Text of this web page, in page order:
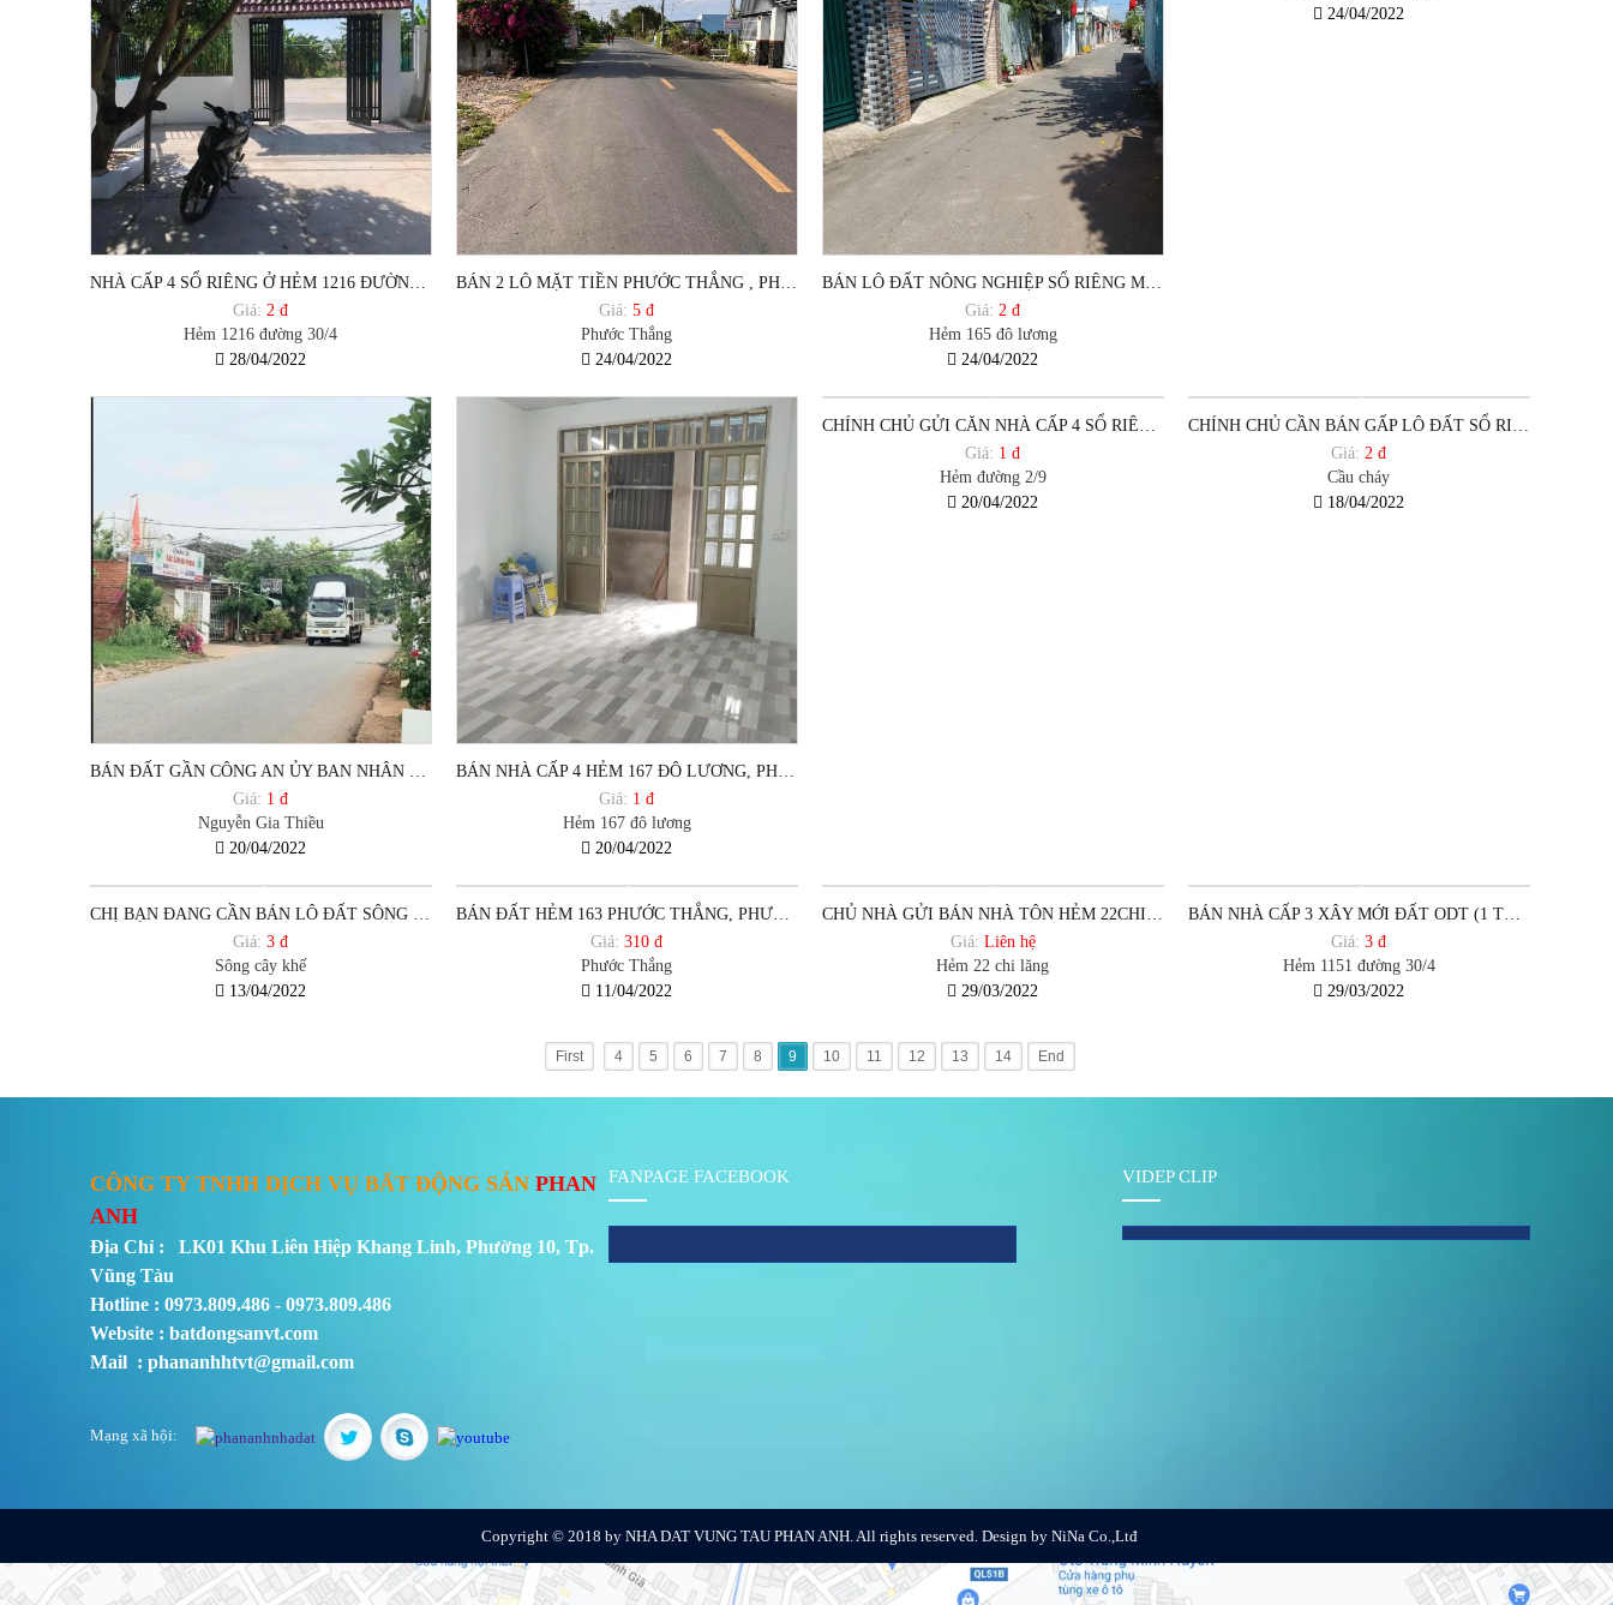
NHÀ CẤP 4 SỔ RIÊNG Ở HẺM 1216 ĐƯỜNG 30/4, GẦN TRƯỜNG CẤP 3 NGUYỄN KHUYẾN , PHƯỜNG 12, TP VŨNG TÀU.
Giá: 2 đ
Hẻm 1216 đường 30/4
28/04/2022
BÁN 2 LÔ MẶT TIỀN PHƯỚC THẮNG , PHƯỜNG 12, TP VŨNG TÀU.
Giá: 5 đ
Phước Thắng
24/04/2022
BÁN LÔ ĐẤT NÔNG NGHIỆP SỔ RIÊNG MUA BÁN SANG TÊN HẺM 165 ĐÔ LƯƠNG P12 TPVT
Giá: 2 đ
Hẻm 165 đô lương
24/04/2022
24/04/2022
Giá: 1 đ
Nguyễn Gia Thiều
20/04/2022
BÁN NHÀ CẤP 4 HẺM 167 ĐÔ LƯƠNG, PHƯỜNG 12, TP VŨNG TÀU.
Giá: 1 đ
Hẻm 167 đô lương
20/04/2022
CHÍNH CHỦ GỬI CĂN NHÀ CẤP 4 SỔ RIÊNG GẦN ĐƯỜNG 2 /9 ,PHƯỜNG 12 ,TP VŨNG TÀU.
Giá: 1 đ
Hẻm đường 2/9
20/04/2022
CHÍNH CHỦ CẦN BÁN GẤP LÔ ĐẤT SỔ RIÊNG, 2 MẶT TIỀN ĐƯỜNG CẦU CHÁY ĐANG MỞ ,PHƯỜNG 12 ,TP VŨNG TÀU.
Giá: 2 đ
Cầu cháy
18/04/2022
CHỊ BẠN ĐANG CẦN BÁN LÔ ĐẤT SÔNG CÂY KHẾ, PHƯỜNG 12, TP VŨNG TÀU.
Giá: 3 đ
Sông cây khế
13/04/2022
BÁN ĐẤT HẺM 163 PHƯỚC THẮNG, PHƯỜNG 12, TP VŨNG TÀU.
Giá: 310 đ
Phước Thắng
11/04/2022
CHỦ NHÀ GỬI BÁN NHÀ TÔN HẺM 22CHI LĂNG.PHƯỜNG 12.TPVT
Giá: Liên hệ
Hẻm 22 chi lăng
29/03/2022
BÁN NHÀ CẤP 3 XÂY MỚI ĐẤT ODT (1 TRỆT 1 LẦU) ĐỂ LẠI HẾT NỘI THẤT HẺM 1151 ĐƯỜNG 30/4. TPVT
Giá: 3 đ
Hẻm 1151 đường 30/4
29/03/2022
First 4 5 6 7 8 9 10 11 12 13 14 End
CÔNG TY TNHH DỊCH VỤ BẤT ĐỘNG SẢNPHAN
ANH
Địa Chỉ : LK01 Khu Liên Hiệp Khang Linh, Phường 10, Tp.
Vũng Tàu
Hotline : 0973.809.486 - 0973.809.486
Website : batdongsanvt.com
Mail : phananhhtvt@gmail.com
Mạng xã hội:
FANPAGE FACEBOOK VIDEP CLIP
Copyright © 2018 by NHA DAT VUNG TAU PHAN ANH. All rights reserved. Design by NiNa Co.,Ltđ